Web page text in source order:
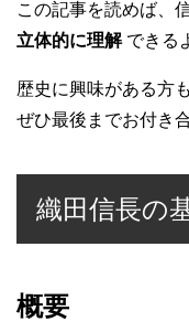
この記事を読めば、
立体的に理解できる
歴史に興味がある方
ぜひ最後までお付き
織田信長の
概要